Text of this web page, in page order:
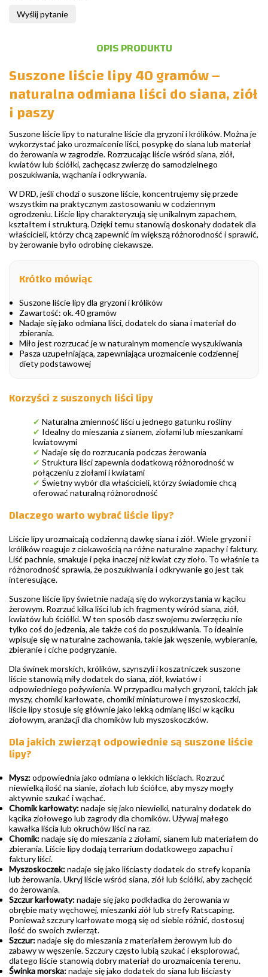
Wyślij pytanie
OPIS PRODUKTU
Suszone liście lipy 40 gramów –
naturalna odmiana liści do siana, ziół
i paszy
Suszone liście lipy to naturalne liście dla gryzoni i królików. Można je
wykorzystać jako urozmaicenie liści, posypkę do siana lub materiał
do żerowania w zagrodzie. Rozrzucając liście wśród siana, ziół,
kwiatów lub ściółki, zachęcasz zwierzę do samodzielnego
poszukiwania, wąchania i odkrywania.
W DRD, jeśli chodzi o suszone liście, koncentrujemy się przede
wszystkim na praktycznym zastosowaniu w codziennym
ogrodzeniu. Liście lipy charakteryzują się unikalnym zapachem,
kształtem i strukturą. Dzięki temu stanowią doskonały dodatek dla
właścicieli, którzy chcą zapewnić im większą różnorodność i sprawić,
by żerowanie było odrobinę ciekawsze.
Krótko mówiąc
Suszone liście lipy dla gryzoni i królików
Zawartość: ok. 40 gramów
Nadaje się jako odmiana liści, dodatek do siana i materiał do
zbierania.
Miło jest rozrzucać je w naturalnym momencie wyszukiwania
Pasza uzupełniająca, zapewniająca urozmaicenie codziennej
diety podstawowej
Korzyści z suszonych liści lipy
✔ Naturalna zmienność liści u jednego gatunku rośliny
✔ Idealny do mieszania z sianem, ziołami lub mieszankami
kwiatowymi
✔ Nadaje się do rozrzucania podczas żerowania
✔ Struktura liści zapewnia dodatkową różnorodność w
połączeniu z ziołami i kwiatami
✔ Świetny wybór dla właścicieli, którzy świadomie chcą
oferować naturalną różnorodność
Dlaczego warto wybrać liście lipy?
Liście lipy urozmaicają codzienną dawkę siana i ziół. Wiele gryzoni i
królików reaguje z ciekawością na różne naturalne zapachy i faktury.
Liść pachnie, smakuje i pęka inaczej niż kwiat czy zioło. To właśnie ta
różnorodność sprawia, że poszukiwania i odkrywanie go jest tak
interesujące.
Suszone liście lipy świetnie nadają się do wykorzystania w kąciku
żerowym. Rozrzuć kilka liści lub ich fragmenty wśród siana, ziół,
kwiatów lub ściółki. W ten sposób dasz swojemu zwierzęciu nie
tylko coś do jedzenia, ale także coś do poszukiwania. To idealnie
wpisuje się w naturalne zachowania, takie jak węszenie, wybieranie,
zbieranie i ciche podgryzanie.
Dla świnek morskich, królików, szynszyli i koszatniczek suszone
liście stanowią miły dodatek do siana, ziół, kwiatów i
odpowiedniego pożywienia. W przypadku małych gryzoni, takich jak
myszy, chomiki karłowate, chomiki miniaturowe i myszoskoczki,
liście lipy stosuje się głównie jako lekką odmianę liści w kąciku
ziołowym, aranżacji dla chomików lub myszoskoczków.
Dla jakich zwierząt odpowiednie są suszone liście
lipy?
Mysz:odpowiednia jako odmiana o lekkich liściach. Rozrzuć
niewielką ilość na sianie, ziołach lub ściółce, aby myszy mogły
aktywnie szukać i wąchać.
Chomik karłowaty:nadaje się jako niewielki, naturalny dodatek do
kącika ziołowego lub zagrody dla chomików. Używaj małego
kawałka liścia lub okruchów liści na raz.
Chomik:nadaje się do mieszania z ziołami, sianem lub materiałem do
zbierania. Liście lipy dodają terrarium dodatkowego zapachu i
faktury liści.
Myszoskoczek:nadaje się jako liściasty dodatek do strefy kopania
lub żerowania. Ukryj liście wśród siana, ziół lub ściółki, aby zachęcić
do żerowania.
Szczur karłowaty:nadaje się jako podkładka do żerowania w
obrębie maty węchowej, mieszanki ziół lub strefy Ratscaping.
Ponieważ szczury karłowate mogą się od siebie różnić, dostosuj
ilość do swoich zwierząt.
Szczur:nadaje się do mieszania z materiałem żerowym lub do
zabawy w węszenie. Szczury często lubią szukać i eksplorować,
dlatego liście stanowią dobry materiał do urozmaicenia terenu.
Świnka morska:nadaje się jako dodatek do siana lub liściasty